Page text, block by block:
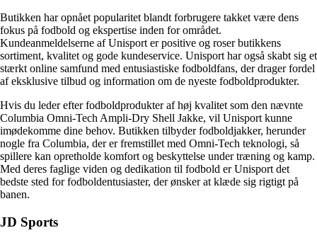
Butikken har opnået popularitet blandt forbrugere takket være dens
fokus på fodbold og ekspertise inden for området.
Kundeanmeldelserne af Unisport er positive og roser butikkens
sortiment, kvalitet og gode kundeservice. Unisport har også skabt sig et
stærkt online samfund med entusiastiske fodboldfans, der drager fordel
af eksklusive tilbud og information om de nyeste fodboldprodukter.
Hvis du leder efter fodboldprodukter af høj kvalitet som den nævnte
Columbia Omni-Tech Ampli-Dry Shell Jakke, vil Unisport kunne
imødekomme dine behov. Butikken tilbyder fodboldjakker, herunder
nogle fra Columbia, der er fremstillet med Omni-Tech teknologi, så
spillere kan opretholde komfort og beskyttelse under træning og kamp.
Med deres faglige viden og dedikation til fodbold er Unisport det
bedste sted for fodboldentusiaster, der ønsker at klæde sig rigtigt på
banen.
JD Sports